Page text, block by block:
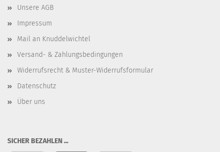
Unsere AGB
Impressum
Mail an Knuddelwichtel
Versand- & Zahlungsbedingungen
Widerrufsrecht & Muster-Widerrufsformular
Datenschutz
Über uns
SICHER BEZAHLEN ...